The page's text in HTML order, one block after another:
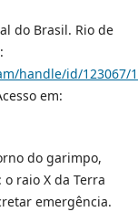
do Brasil. Rio de
handle/id/123067/
em:
do garimpo,
raio X da Terra
emergência.